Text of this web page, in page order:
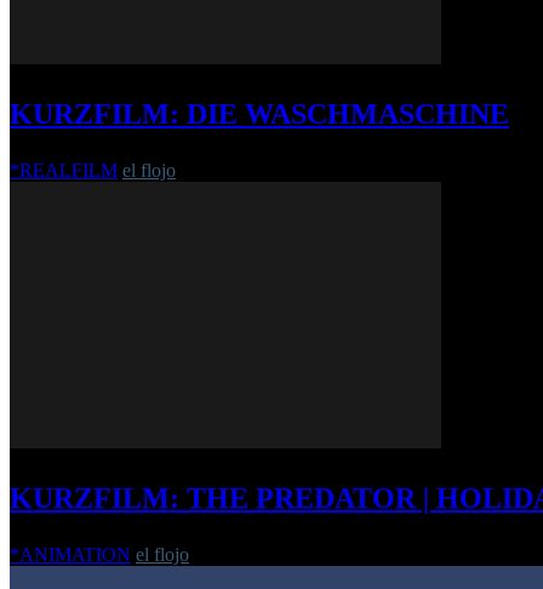
KURZFILM: DIE WASCHMASCHINE
*REALFILM el flojo
KURZFILM: THE PREDATOR |
*ANIMATION el flojo